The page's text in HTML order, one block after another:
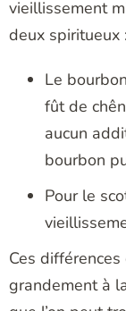
vieillissement
deux spiritueux :
Le
fût de
aucun
bourbon
Pour le
Ces
grandement à